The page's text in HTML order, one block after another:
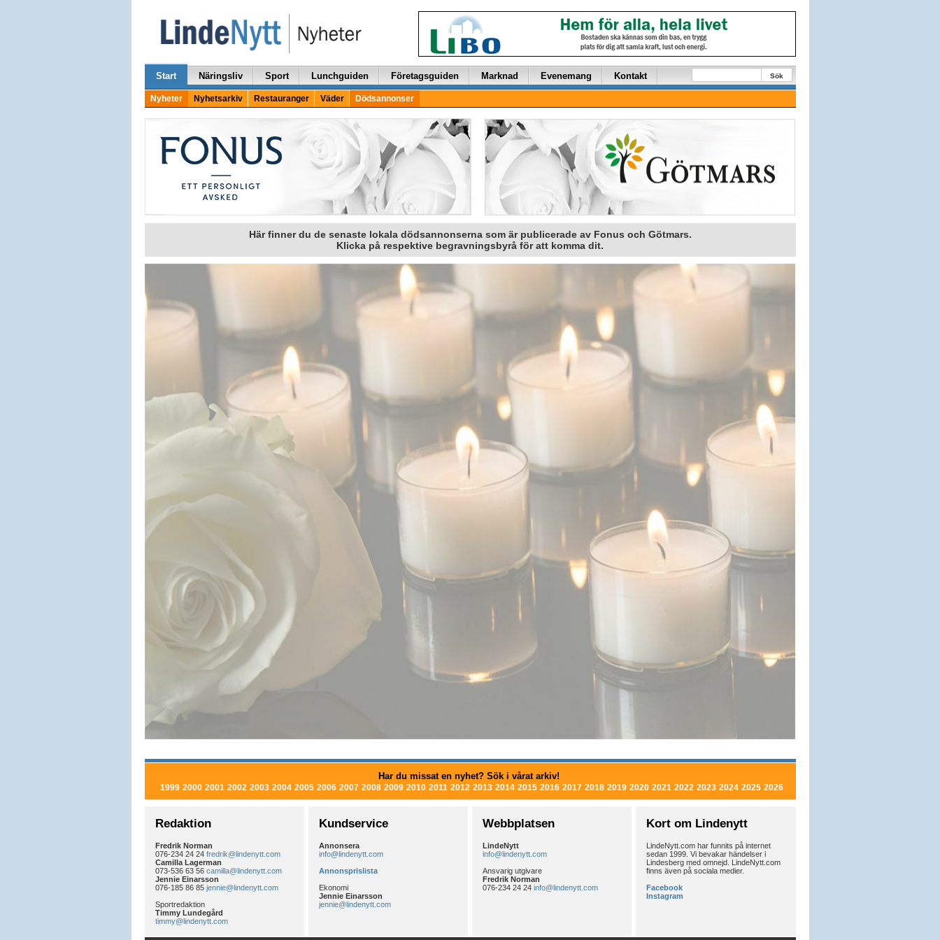
Start Näringsliv Sport Lunchguiden Företagsguiden Marknad Evenemang Kontakt Sök
Nyheter Nyhetsarkiv Restauranger Väder Dödsannonser
Här finner du de senaste lokala dödsannonserna som är publicerade av Fonus och Götmars.
Klicka på respektive begravningsbyrå för att komma dit.
Har du missat en nyhet? Sök i vårat arkiv!
1999 2000 2001 2002 2003 2004 2005 2006 2007 2008 2009 2010 2011 2012 2013 2014 2015 2016 2017 2018 2019 2020 2021 2022 2023 2024 2025 2026
Redaktion
Fredrik Norman
076-234 24 24 fredrik@lindenytt.com
Camilla Lagerman
073-536 63 56 camilla@lindenytt.com
Jennie Einarsson
076-185 86 85 jennie@lindenytt.com
Sportredaktion
Timmy Lundegård
timmy@lindenytt.com
Kundservice
Annonsera
info@lindenytt.com
Annonsprislista
Ekonomi
Jennie Einarsson
jennie@lindenytt.com
Webbplatsen
LindeNytt
info@lindenytt.com
Ansvarig utgivare
Fredrik Norman
076-234 24 24 info@lindenytt.com
Kort om Lindenytt
LindeNytt.com har funnits på internet
sedan 1999. Vi bevakar händelser i
Lindesberg med omnejd. LindeNytt.com
finns även på sociala medier.
Facebook
Instagram